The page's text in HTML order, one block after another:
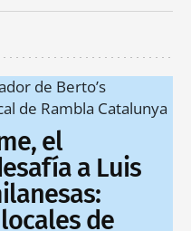
el
a Luis
de